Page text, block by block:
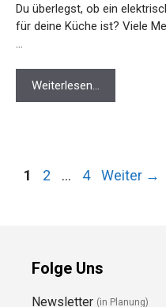
Du überlegst, ob ein
für deine Küche ist? Viele
…
Weiterlesen…
Seite
1 Seite
2 … Seite
4 Weiter →
Folge Uns
Newsletter (in Planung)